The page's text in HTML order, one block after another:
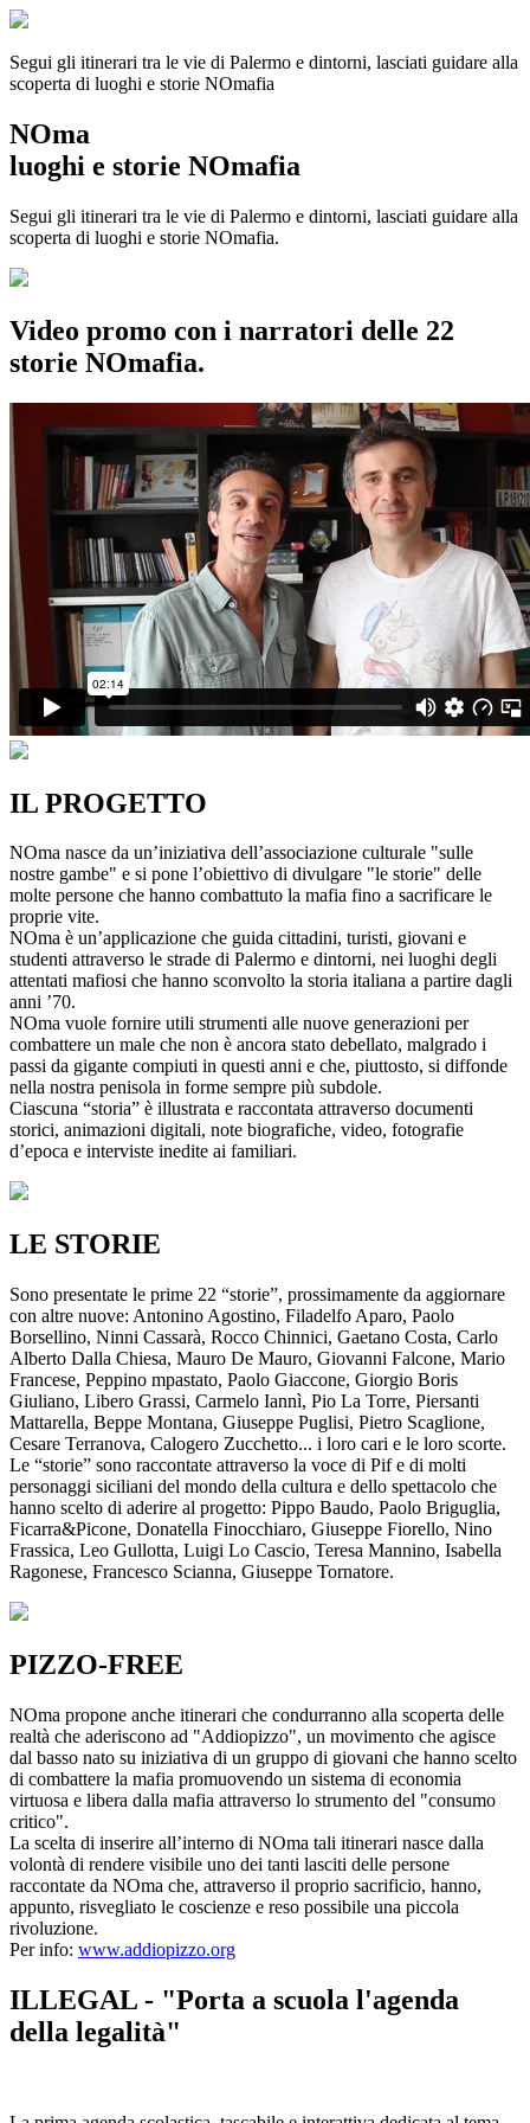
Segui gli itinerari tra le vie di Palermo e dintorni, lasciati guidare alla
scoperta di luoghi e storie NOmafia
NOma
luoghi e storie NOmafia
Segui gli itinerari tra le vie di Palermo e dintorni, lasciati guidare alla
scoperta di luoghi e storie NOmafia.
Video promo con i narratori delle 22
storie NOmafia.
IL PROGETTO
NOma nasce da un’iniziativa dell’associazione culturale "sulle
nostre gambe" e si pone l’obiettivo di divulgare "le storie" delle
molte persone che hanno combattuto la mafia fino a sacrificare le
proprie vite.
NOma è un’applicazione che guida cittadini, turisti, giovani e
studenti attraverso le strade di Palermo e dintorni, nei luoghi degli
attentati mafiosi che hanno sconvolto la storia italiana a partire dagli
anni ’70.
NOma vuole fornire utili strumenti alle nuove generazioni per
combattere un male che non è ancora stato debellato, malgrado i
passi da gigante compiuti in questi anni e che, piuttosto, si diffonde
nella nostra penisola in forme sempre più subdole.
Ciascuna “storia” è illustrata e raccontata attraverso documenti
storici, animazioni digitali, note biografiche, video, fotografie
d’epoca e interviste inedite ai familiari.
LE STORIE
Sono presentate le prime 22 “storie”, prossimamente da aggiornare
con altre nuove: Antonino Agostino, Filadelfo Aparo, Paolo
Borsellino, Ninni Cassarà, Rocco Chinnici, Gaetano Costa, Carlo
Alberto Dalla Chiesa, Mauro De Mauro, Giovanni Falcone, Mario
Francese, Peppino mpastato, Paolo Giaccone, Giorgio Boris
Giuliano, Libero Grassi, Carmelo Iannì, Pio La Torre, Piersanti
Mattarella, Beppe Montana, Giuseppe Puglisi, Pietro Scaglione,
Cesare Terranova, Calogero Zucchetto... i loro cari e le loro scorte.
Le “storie” sono raccontate attraverso la voce di Pif e di molti
personaggi siciliani del mondo della cultura e dello spettacolo che
hanno scelto di aderire al progetto: Pippo Baudo, Paolo Briguglia,
Ficarra&Picone, Donatella Finocchiaro, Giuseppe Fiorello, Nino
Frassica, Leo Gullotta, Luigi Lo Cascio, Teresa Mannino, Isabella
Ragonese, Francesco Scianna, Giuseppe Tornatore.
PIZZO-FREE
NOma propone anche itinerari che condurranno alla scoperta delle
realtà che aderiscono ad "Addiopizzo", un movimento che agisce
dal basso nato su iniziativa di un gruppo di giovani che hanno scelto
di combattere la mafia promuovendo un sistema di economia
virtuosa e libera dalla mafia attraverso lo strumento del "consumo
critico".
La scelta di inserire all’interno di NOma tali itinerari nasce dalla
volontà di rendere visibile uno dei tanti lasciti delle persone
raccontate da NOma che, attraverso il proprio sacrificio, hanno,
appunto, risvegliato le coscienze e reso possibile una piccola
rivoluzione.
Per info: www.addiopizzo.org
ILLEGAL - "Porta a scuola l'agenda
della legalità"